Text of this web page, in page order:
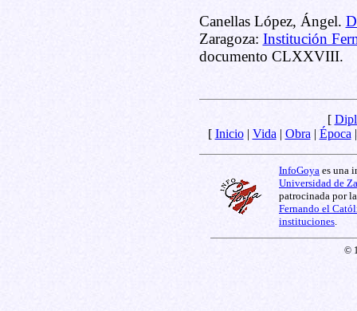
Canellas López, Ángel.
Zaragoza: Institución
documento CLXXVIII.
[
[ Inicio| Vida | Obra | Época
InfoGoya es una
Universidad de
patrocinada por
Fernando el
instituciones
©